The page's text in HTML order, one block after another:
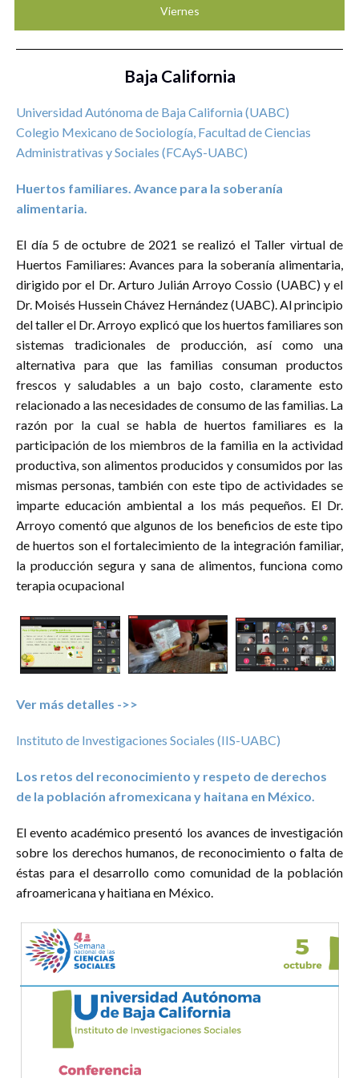
Tabla 1. Entidades Federativas en las que se
registraron eventos
Baja California
11
Campeche
6
Chiapas
1
Chihuahua
7
Ciudad de México
Colima
2
Estado de México
9
Guerrero
Hidalgo
3
Michoacán de
Ocampo
6
Nuevo León
15
Oaxaca
1
Quintana Roo
San Luis Potosí
Sinaloa
10
Sonora
25
Tlaxcala
3
Yucatán
Viernes
Baja California
Universidad Autónoma de Baja California (UABC)
Colegio Mexicano de Sociología, Facultad de Ciencias
Administrativas y Sociales (FCAyS-UABC)
Huertos familiares. Avance para la soberanía
alimentaria.
El día 5 de octubre de 2021 se realizó el Taller virtual de
Huertos Familiares: Avances para la soberanía alimentaria,
dirigido por el Dr. Arturo Julián Arroyo Cossio (UABC) y el
Dr. Moisés Hussein Chávez Hernández (UABC). Al principio
del taller el Dr. Arroyo explicó que los huertos familiares son
sistemas tradicionales de producción, así como una
alternativa para que las familias consuman productos
frescos y saludables a un bajo costo, claramente esto
relacionado a las necesidades de consumo de las familias. La
razón por la cual se habla de huertos familiares es la
participación de los miembros de la familia en la actividad
productiva, son alimentos producidos y consumidos por las
mismas personas, también con este tipo de actividades se
imparte educación ambiental a los más pequeños. El Dr.
Arroyo comentó que algunos de los beneficios de este tipo
de huertos son el fortalecimiento de la integración familiar,
la producción segura y sana de alimentos, funciona como
terapia ocupacional
Ver más detalles ->>
Instituto de Investigaciones Sociales (IIS-UABC)
Los retos del reconocimiento y respeto de derechos
de la población afromexicana y haitana en México.
El evento académico presentó los avances de investigación
sobre los derechos humanos, de reconocimiento o falta de
éstas para el desarrollo como comunidad de la población
afroamericana y haitiana en México.